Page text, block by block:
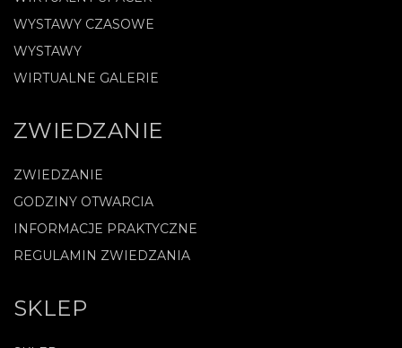
WYSTAWY CZASOWE
WYSTAWY
WIRTUALNE GALERIE
ZWIEDZANIE
ZWIEDZANIE
GODZINY OTWARCIA
INFORMACJE PRAKTYCZNE
REGULAMIN ZWIEDZANIA
SKLEP